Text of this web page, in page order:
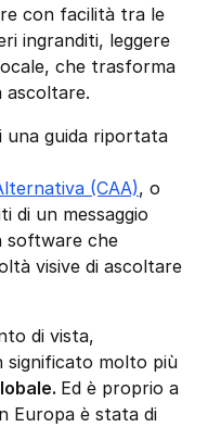
con facilità tra le
ingranditi, leggere
che trasforma
ascoltare.
una guida riportata
(CAA), o
di un messaggio
software che
visive di ascoltare
di vista,
significato molto più
Ed è proprio a
Europa è stata di